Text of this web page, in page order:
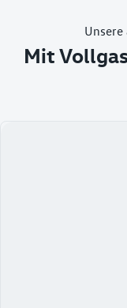
Mit